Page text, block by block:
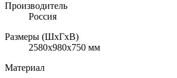
Производитель
Россия
Размеры (ШхГхВ)
2580x980x750 мм
Материал